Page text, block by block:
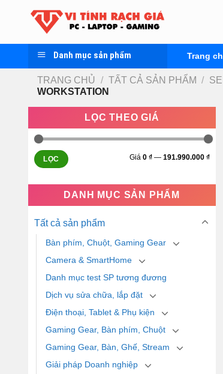
Danh mục sản phẩm Trang
TRANG CHỦ / TẤT CẢ SẢN PHẨM /
WORKSTATION
LỌC THEO GIÁ
LỌC Giá 0 ₫— 191.990.000 ₫
DANH MỤC SẢN PHẨM
Tất cả sản phẩm
Bàn phím, Chuột, Gaming Gear
Camera & SmartHome
Danh mục test SP tương đương
Dịch vụ sửa chữa, lắp đặt
Điện thoại, Tablet & Phụ kiện
Gaming Gear, Bàn phím, Chuột
Gaming Gear, Bàn, Ghế, Stream
Giải pháp Doanh nghiệp